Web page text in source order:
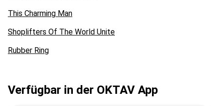
This Charming Man
Shoplifters Of The World Unite
Rubber Ring
Verfügbar in der OKTAV App